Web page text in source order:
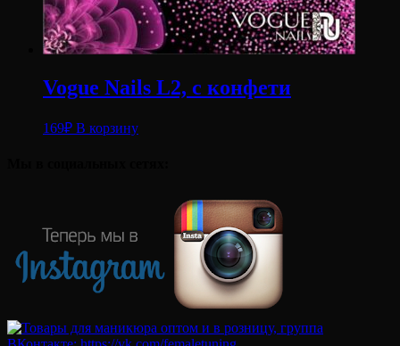
Vogue Nails L2, с конфети
169₽ В корзину